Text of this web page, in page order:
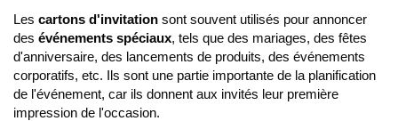
Les cartons d'invitation sont souvent utilisés pour annoncer
des événements spéciaux, tels que des mariages, des fêtes
d'anniversaire, des lancements de produits, des événements
corporatifs, etc. Ils sont une partie importante de la planification
de l'événement, car ils donnent aux invités leur première
impression de l'occasion.